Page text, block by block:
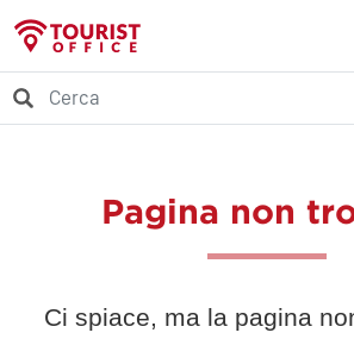
Pagina non
Ci spiace, ma la pagina